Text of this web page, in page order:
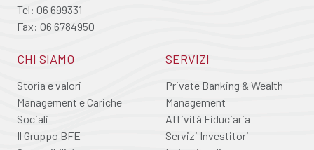
Tel: 06 699331
Fax: 06 6784950
CHI SIAMO
Storia e valori
Management e Cariche
Sociali
Il Gruppo BFE
SERVIZI
Private Banking & Wealth
Management
Attività Fiduciaria
Servizi Investitori